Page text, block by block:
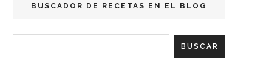
BUSCADOR DE RECETAS EN EL BLOG